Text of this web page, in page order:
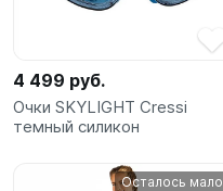
4 499 руб.
Очки SKYLIGHT Cressi
темный силикон
Осталось мало